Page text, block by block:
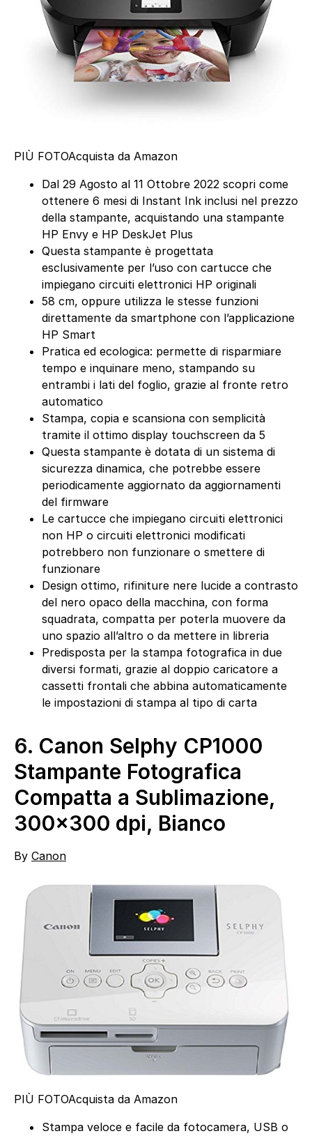
PIÙ FOTOAcquista da Amazon
Dal 29 Agosto al 11 Ottobre 2022 scopri come
ottenere 6 mesi di Instant Ink inclusi nel prezzo
della stampante, acquistando una stampante
HP Envy e HP DeskJet Plus
Questa stampante è progettata
esclusivamente per l’uso con cartucce che
impiegano circuiti elettronici HP originali
58 cm, oppure utilizza le stesse funzioni
direttamente da smartphone con l’applicazione
HP Smart
Pratica ed ecologica: permette di risparmiare
tempo e inquinare meno, stampando su
entrambi i lati del foglio, grazie al fronte retro
automatico
Stampa, copia e scansiona con semplicità
tramite il ottimo display touchscreen da 5
Questa stampante è dotata di un sistema di
sicurezza dinamica, che potrebbe essere
periodicamente aggiornato da aggiornamenti
del firmware
Le cartucce che impiegano circuiti elettronici
non HP o circuiti elettronici modificati
potrebbero non funzionare o smettere di
funzionare
Design ottimo, rifiniture nere lucide a contrasto
del nero opaco della macchina, con forma
squadrata, compatta per poterla muovere da
uno spazio all’altro o da mettere in libreria
Predisposta per la stampa fotografica in due
diversi formati, grazie al doppio caricatore a
cassetti frontali che abbina automaticamente
le impostazioni di stampa al tipo di carta
6. Canon Selphy CP1000
Stampante Fotografica
Compatta a Sublimazione,
300×300 dpi, Bianco
By Canon
PIÙ FOTOAcquista da Amazon
Stampa veloce e facile da fotocamera, USB o